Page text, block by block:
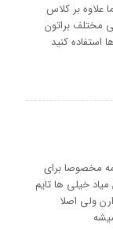
بر کلاس
مختلف براتون
استفاده کنید
مخصوصا برای
خیلی ها تایم
ولی اصلا